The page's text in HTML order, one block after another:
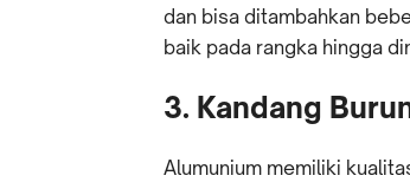
dan bisa ditambahkan
baik pada rangka hingga
3. Kandang
Alumunium memiliki